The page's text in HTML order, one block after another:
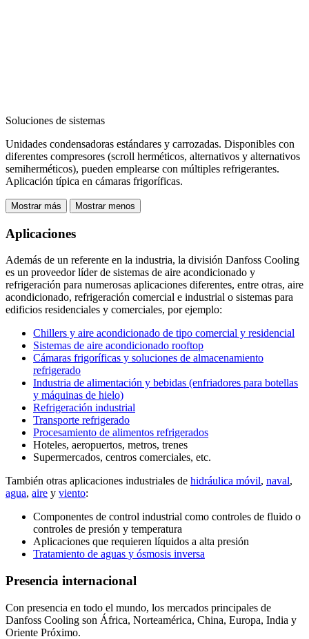
Soluciones de sistemas
Unidades condensadoras estándares y carrozadas. Disponibles con
diferentes compresores (scroll herméticos, alternativos y alternativos
semiherméticos), pueden emplearse con múltiples refrigerantes.
Aplicación típica en cámaras frigoríficas.
Mostrar más Mostrar menos
Aplicaciones
Además de un referente en la industria, la división Danfoss Cooling
es un proveedor líder de sistemas de aire acondicionado y
refrigeración para numerosas aplicaciones diferentes, entre otras, aire
acondicionado, refrigeración comercial e industrial o sistemas para
edificios residenciales y comerciales, por ejemplo:
Chillers y aire acondicionado de tipo comercial y residencial
Sistemas de aire acondicionado rooftop
Cámaras frigoríficas y soluciones de almacenamiento
refrigerado
Industria de alimentación y bebidas (enfriadores para botellas
y máquinas de hielo)
Refrigeración industrial
Transporte refrigerado
Procesamiento de alimentos refrigerados
Hoteles, aeropuertos, metros, trenes
Supermercados, centros comerciales, etc.
También otras aplicaciones industriales de hidráulica móvil, naval,
agua, aire y viento:
Componentes de control industrial como controles de fluido o
controles de presión y temperatura
Aplicaciones que requieren líquidos a alta presión
Tratamiento de aguas y ósmosis inversa
Presencia internacional
Con presencia en todo el mundo, los mercados principales de
Danfoss Cooling son África, Norteamérica, China, Europa, India y
Oriente Próximo.